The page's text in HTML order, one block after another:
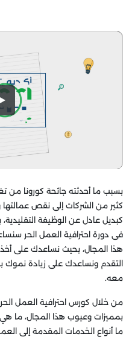
بسبب ما أحدثته جائحة كورونا من
كثير من الشركات إلى نقص عمالتها
كبديل عادل عن الوظيفة التقليدية،
فى دورة احترافية العمل الحر
هذا المجال، بحيث نساعدك على
التقدم ونساعدك على زيادة نموك
معه.
من خلال كورس احترافية العمل
بمميزات وعيوب هذا المجال، ما
ما أنواع الخدمات المقدمة إلى